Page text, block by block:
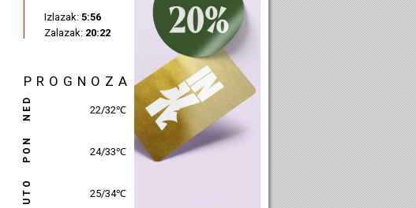
Izlazak: 5:58
Zalazak: 20:24
PROGNOZA
NED 25/30℃
PON 26/31℃
UTO 26/32℃